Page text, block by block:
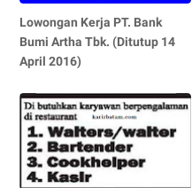
Lowongan Kerja PT. Bank
Bumi Artha Tbk. (Ditutup 14
April 2016)